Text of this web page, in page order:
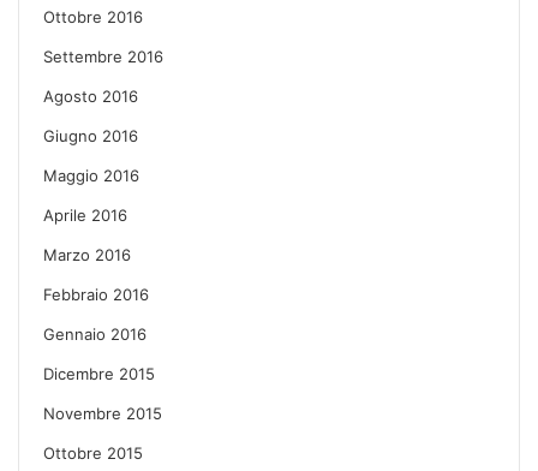
Ottobre 2016
Settembre 2016
Agosto 2016
Giugno 2016
Maggio 2016
Aprile 2016
Marzo 2016
Febbraio 2016
Gennaio 2016
Dicembre 2015
Novembre 2015
Ottobre 2015